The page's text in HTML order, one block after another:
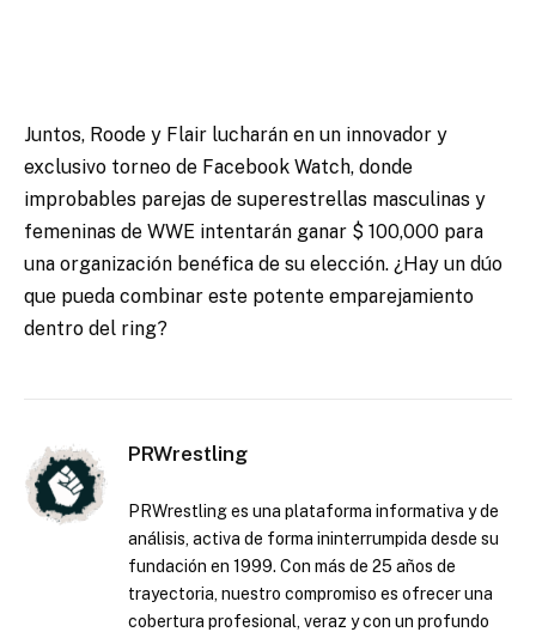
Juntos, Roode y Flair lucharán en un innovador y
exclusivo torneo de Facebook Watch, donde
improbables parejas de superestrellas masculinas y
femeninas de WWE intentarán ganar $ 100,000 para
una organización benéfica de su elección. ¿Hay un dúo
que pueda combinar este potente emparejamiento
dentro del ring?
PRWrestling
PRWrestling es una plataforma informativa y de
análisis, activa de forma ininterrumpida desde su
fundación en 1999. Con más de 25 años de
trayectoria, nuestro compromiso es ofrecer una
cobertura profesional, veraz y con un profundo